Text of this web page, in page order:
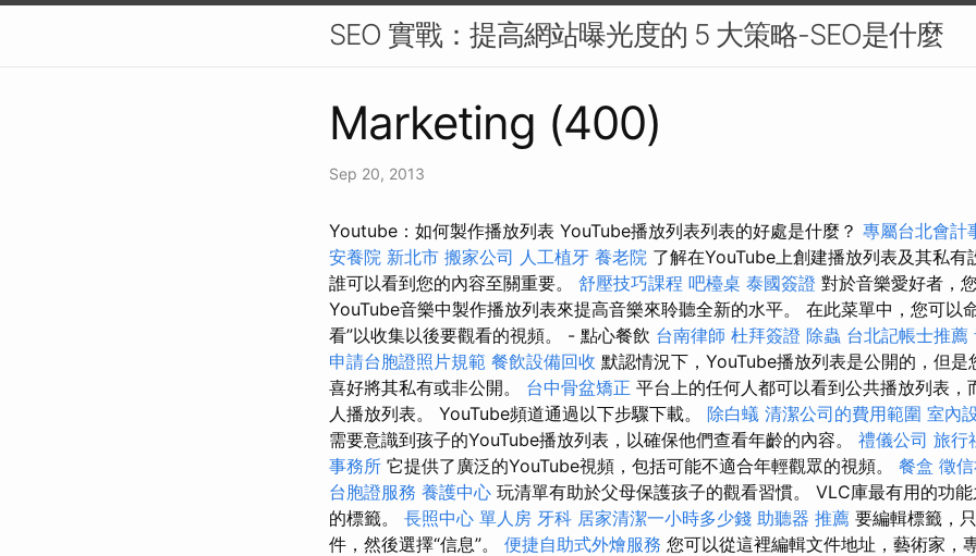
SEO 實戰：提高網站曝光度的 5 大策略-SEO是什麼
Marketing (400)
Sep 20, 2013
Youtube：如何製作播放列表 YouTube播放列表列表的好處是什麼？ 專屬台北會計
安養院 新北市 搬家公司 人工植牙 養老院 了解在YouTube上創建播放列表及其私有
誰可以看到您的內容至關重要。 舒壓技巧課程 吧檯桌 泰國簽證 對於音樂愛好者，
YouTube音樂中製作播放列表來提高音樂來聆聽全新的水平。 在此菜單中，您可以
看”以收集以後要觀看的視頻。 - 點心餐飲 台南律師 杜拜簽證 除蟲 台北記帳士推薦
申請台胞證照片規範 餐飲設備回收 默認情況下，YouTube播放列表是公開的，但是
喜好將其私有或非公開。 台中骨盆矯正 平台上的任何人都可以看到公共播放列表，
人播放列表。 YouTube頻道通過以下步驟下載。 除白蟻 清潔公司的費用範圍 室內
需要意識到孩子的YouTube播放列表，以確保他們查看年齡的內容。 禮儀公司 旅行
事務所 它提供了廣泛的YouTube視頻，包括可能不適合年輕觀眾的視頻。 餐盒 徵
台胞證服務 養護中心 玩清單有助於父母保護孩子的觀看習慣。 VLC庫最有用的功
的標籤。 長照中心 單人房 牙科 居家清潔一小時多少錢 助聽器 推薦 要編輯標籤，
件，然後選擇“信息”。 便捷自助式外燴服務 您可以從這裡編輯文件地址，藝術家，